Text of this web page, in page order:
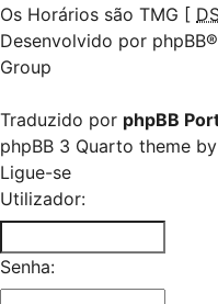
Os Horários são TMG [
Desenvolvido por phpBB
Group
Traduzido por phpBB
phpBB 3 Quarto theme by
Ligue-se
Utilizador:
Senha: